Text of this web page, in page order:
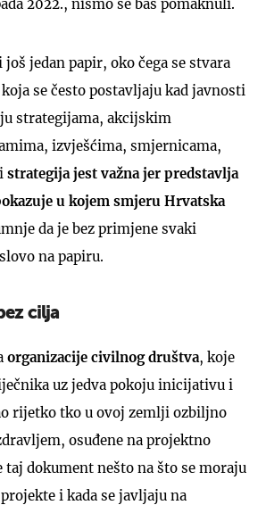
2022., nismo se baš pomaknuli.
još jedan papir, oko čega se stvara
se često postavljaju kad javnosti
strategijama, akcijskim
izvješćima, smjernicama,
strategija jest važna jer predstavlja
u kojem smjeru Hrvatska
da je bez primjene svaki
na papiru.
cilja
organizacije civilnog društva, koje
uz jedva pokoju inicijativu i
rijetko tko u ovoj zemlji ozbiljno
osuđene na projektno
dokument nešto na što se moraju
i kada se javljaju na